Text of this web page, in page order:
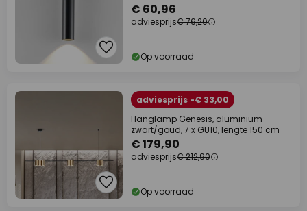
€ 60,96
adviesprijs€ 76,20
Op voorraad
adviesprijs -€ 33,00
Hanglamp Genesis, aluminium
zwart/goud, 7 x GU10, lengte 150 cm
€ 179,90
adviesprijs€ 212,90
Op voorraad